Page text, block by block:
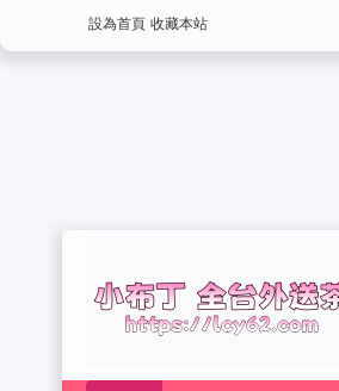
設為首頁 收藏本站